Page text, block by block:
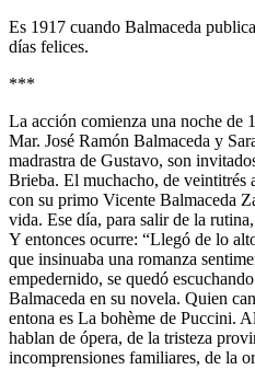
Es 1917 cuando Balmaceda publica
días felices.
***
La acción comienza una noche de
Mar. José Ramón Balmaceda y
madrastra de Gustavo, son
Brieba. El muchacho, de veintitrés
con su primo Vicente Balmaceda
vida. Ese día, para salir de la
Y entonces ocurre: “Llegó de lo
que insinuaba una romanza
empedernido, se quedó
Balmaceda en su novela. Quien
entona es La bohème de Puccini.
hablan de ópera, de la tristeza
incomprensiones familiares, de la